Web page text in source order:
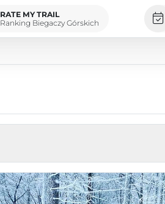
RATE MY TRAIL
Ranking Biegaczy Górskich